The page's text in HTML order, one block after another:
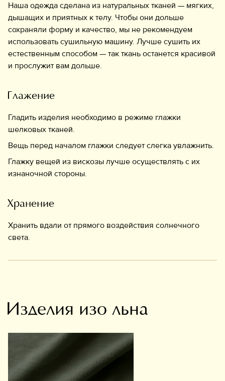
Наша одежда сделана из натуральных тканей — мягких,
дышащих и приятных к телу. Чтобы они дольше
сохраняли форму и качество, мы не рекомендуем
использовать сушильную машину. Лучше сушить их
естественным способом — так ткань останется красивой
и прослужит вам дольше.
Глажение
Гладить изделия необходимо в режиме глажки
шелковых тканей.
Вещь перед началом глажки следует слегка увлажнить.
Глажку вещей из вискозы лучше осуществлять с их
изнаночной стороны.
Хранение
Хранить вдали от прямого воздействия солнечного
света.
Изделия изо льна